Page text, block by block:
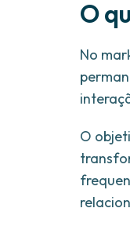
O
No
O